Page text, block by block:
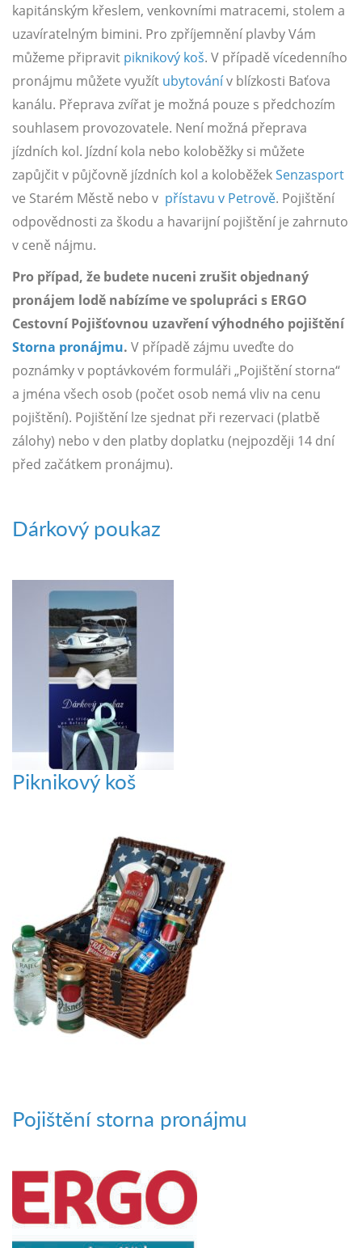
kapitánským křeslem, venkovními matracemi, stolem a
uzavíratelným bimini. Pro zpříjemnění plavby Vám
můžeme připravit piknikový koš. V případě vícedenního
pronájmu můžete využít ubytovánív blízkosti Baťova
kanálu. Přeprava zvířat je možná pouze s předchozím
souhlasem provozovatele. Není možná přeprava
jízdních kol. Jízdní kola nebo koloběžky si můžete
zapůjčit v půjčovně jízdních kol a koloběžekSenzasport
ve Starém Městě nebo v přístavu v Petrově. Pojištění
odpovědnosti za škodu a havarijní pojištění je zahrnuto
v ceně nájmu.
Pro případ, že budete nuceni zrušit objednaný
pronájem lodě nabízíme ve spolupráci s ERGO
Cestovní Pojišťovnou uzavření výhodného pojištění
Storna pronájmu. V případě zájmu uveďte do
poznámky v poptávkovém formuláři „Pojištění storna“
a jména všech osob (počet osob nemá vliv na cenu
pojištění). Pojištění lze sjednat při rezervaci (platbě
zálohy) nebo v den platby doplatku (nejpozději 14 dní
před začátkem pronájmu).
Dárkový poukaz
Piknikový koš
Pojištění storna pronájmu